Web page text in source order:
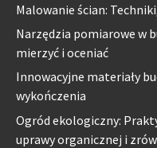
Malowanie ścian:
Narzędzia pomiarowe w
mierzyć i oceniać
Innowacyjne materiały
wykończenia
Ogród ekologiczny:
uprawy organicznej i